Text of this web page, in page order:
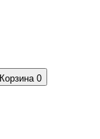
Корзина 0